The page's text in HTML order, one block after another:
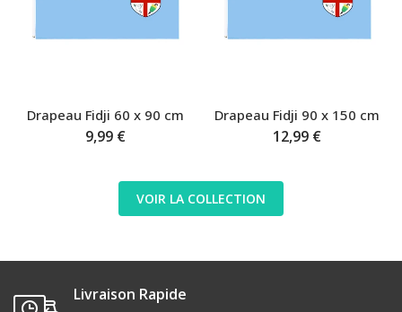
Drapeau Fidji 60 x 90 cm
9,99 €
Drapeau Fidji 90 x 150 cm
12,99 €
VOIR LA COLLECTION
Livraison Rapide